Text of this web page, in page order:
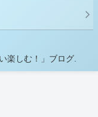
楽しむ！」ブログ.